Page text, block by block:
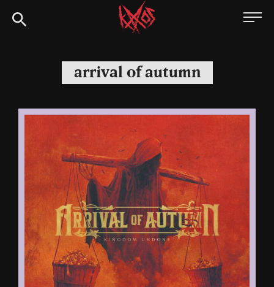
Siirry
suoraan
Kaaoszine
arrival of autumn